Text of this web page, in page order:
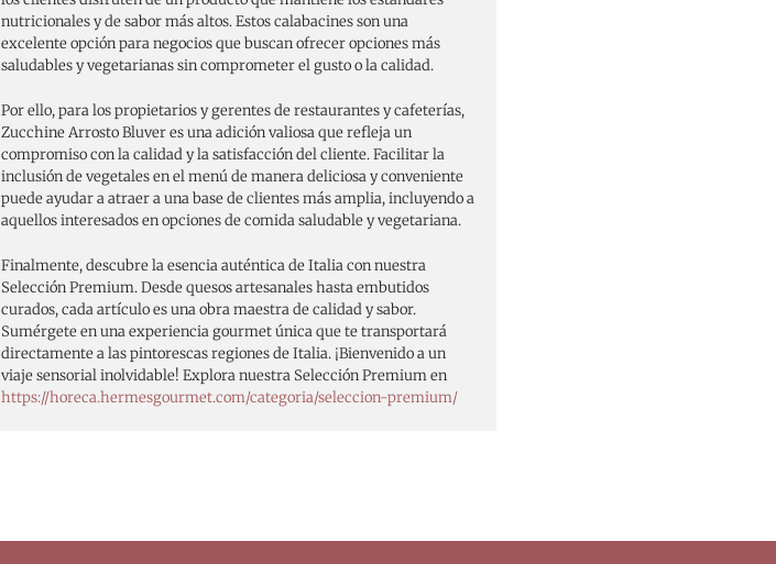
nutricionales y de sabor más altos. Estos calabacines son una
excelente opción para negocios que buscan ofrecer opciones más
saludables y vegetarianas sin comprometer el gusto o la calidad.
Por ello, para los propietarios y gerentes de restaurantes y cafeterías,
Zucchine Arrosto Bluver es una adición valiosa que refleja un
compromiso con la calidad y la satisfacción del cliente. Facilitar la
inclusión de vegetales en el menú de manera deliciosa y conveniente
puede ayudar a atraer a una base de clientes más amplia, incluyendo a
aquellos interesados en opciones de comida saludable y vegetariana.
Finalmente, descubre la esencia auténtica de Italia con nuestra
Selección Premium. Desde quesos artesanales hasta embutidos
curados, cada artículo es una obra maestra de calidad y sabor.
Sumérgete en una experiencia gourmet única que te transportará
directamente a las pintorescas regiones de Italia. ¡Bienvenido a un
viaje sensorial inolvidable! Explora nuestra Selección Premium en
https://horeca.hermesgourmet.com/categoria/seleccion-premium/